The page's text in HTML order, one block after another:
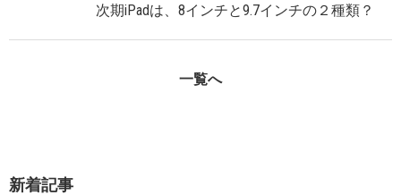
次期iPadは、8インチと9.7インチの２種類？
一覧へ
新着記事